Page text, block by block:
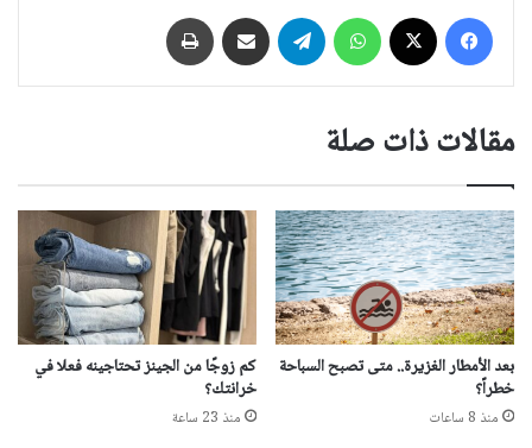
فيسبوك واتساب تيلقرام مشاركة عبر البريد
مقالات ذات صلة
بعد الأمطار الغزيرة.. متى تصبح السباحة
خطراً؟
منذ 8 ساعات
كم زوجًا من الجينز تحتاجينه فعلا في
خرانتك؟
منذ 23 ساعة